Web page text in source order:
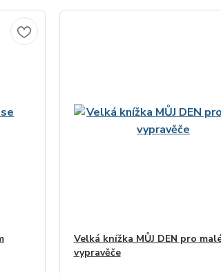
Velká knížka MŮJ DEN pro
vypravěče